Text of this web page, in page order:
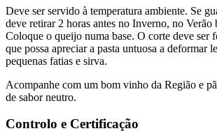
Deve ser servido à temperatura ambiente. Se
deve retirar 2 horas antes no Inverno, no Verão
Coloque o queijo numa base. O corte deve ser
que possa apreciar a pasta untuosa a deformar
pequenas fatias e sirva.
Acompanhe com um bom vinho da Região e
de sabor neutro.
Controlo e Certificação